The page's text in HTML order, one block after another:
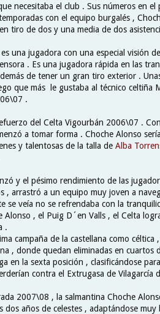
necesitaba el club . Sus números en
con el equipo burgalés ,
tiro de dos y una media de dos
una jugadora con una especial visión
. Es una jugadora rápida en las
de tener un gran tiro exterior .
que más le gustaba al técnico celtiña
.
del Celta Vigourbán 2006\07 .
a tomar forma . Choche Alonso
y talentosas de la talla de Alba
y el pésimo rendimiento de las
, arrastró a un equipo muy joven a
se veía no se refrendaba con la
Alonso , el Puig D´en Valls , el Celta
.
campaña de la castellana como
, donde quedan eliminadas en
en la sexta posición , clasificándose
contra el Extrugasa de Vilagarcía
2007\08 , la salmantina Choche
dos años de celestes , adaptándose